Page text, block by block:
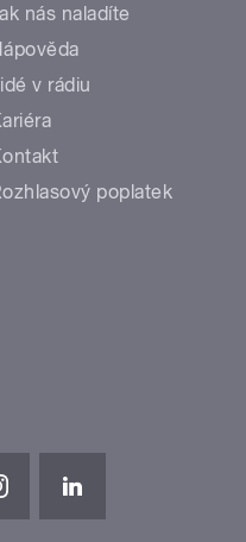
nás naladíte
v rádiu
poplatek